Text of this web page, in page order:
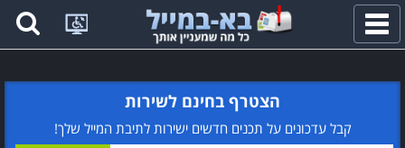
פתח
תפריט
הצטרף בחינם לשירות
קבל עדכונים על תכנים חדשים ישירות לתיבת המייל שלך!